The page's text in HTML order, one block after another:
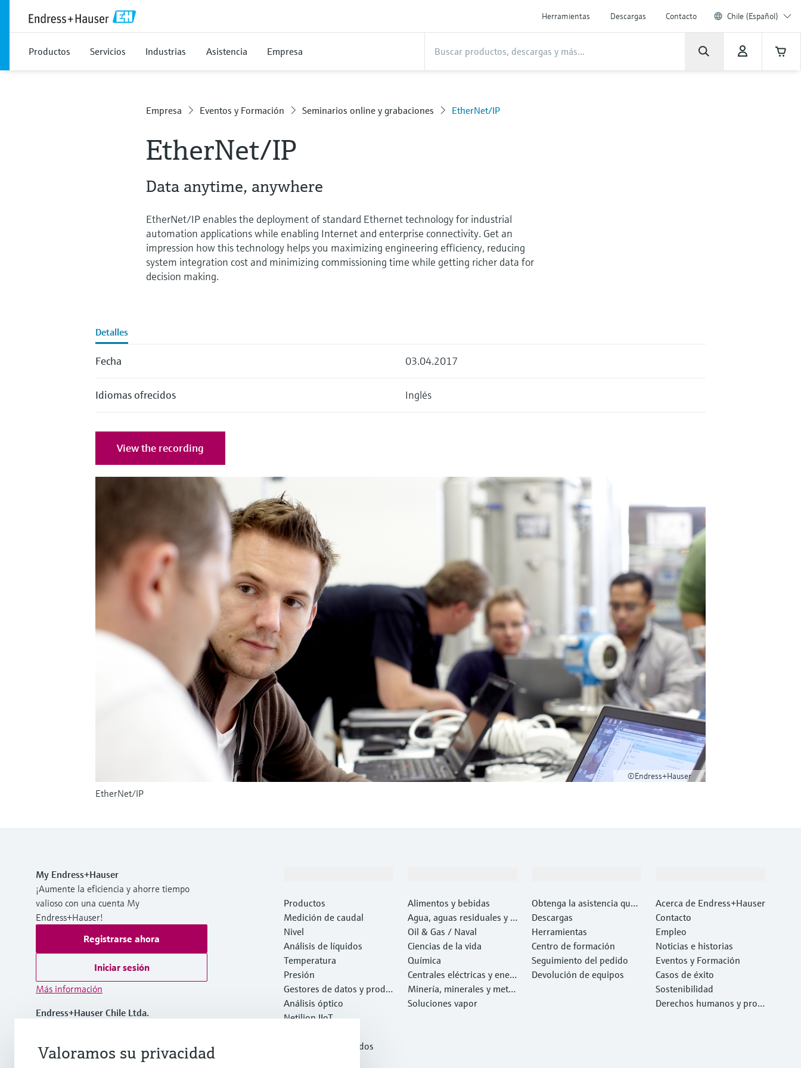
Herramientas Descargas Contacto Chile (Español)
Productos Servicios Industrias Asistencia Empresa
Empresa Eventos y Formación Seminarios online y grabaciones EtherNet/IP
EtherNet/IP
Data anytime, anywhere
EtherNet/IP enables the deployment of standard Ethernet technology for industrial
automation applications while enabling Internet and enterprise connectivity. Get an
impression how this technology helps you maximizing engineering efficiency, reducing
system integration cost and minimizing commissioning time while getting richer data for
decision making.
Detalles
Fecha 03.04.2017
Idiomas ofrecidos Inglés
View the recording
©Endress+Hauser
EtherNet/IP
My Endress+Hauser
¡Aumente la eficiencia y ahorre tiempo
valioso con una cuenta My
Endress+Hauser!
Registrarse ahora
Iniciar sesión
Más información
Endress+Hauser Chile Ltda.
(56 2) 2398 9100
Productos
Medición de caudal
Nivel
Análisis de líquidos
Temperatura
Presión
Gestores de datos y produ
ctos de sistema
Análisis óptico
Netilion IIoT
Productos destacados
Alimentos y bebidas
Agua, aguas residuales y r
esiduos
Oil & Gas / Naval
Ciencias de la vida
Química
Centrales eléctricas y ener
gía
Minería, minerales y metal
es
Soluciones vapor
Obtenga la asistencia que
necesita con rapidez
Descargas
Herramientas
Centro de formación
Seguimiento del pedido
Devolución de equipos
Acerca de Endress+Hauser
Contacto
Empleo
Noticias e historias
Eventos y Formación
Casos de éxito
Sostenibilidad
Derechos humanos y prote
Valoramos su privacidad